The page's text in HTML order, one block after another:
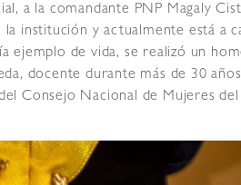
a la comandante PNP Magaly
institución y actualmente está a
ejemplo de vida, se realizó un
docente durante más de 30
Consejo Nacional de Mujeres del